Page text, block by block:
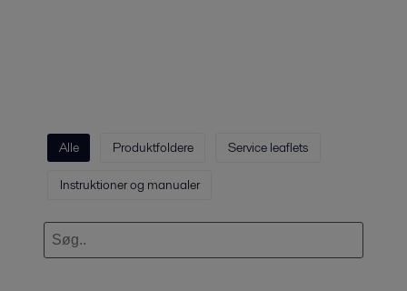
Alle Produktfoldere Service leaflets
Instruktioner og manualer